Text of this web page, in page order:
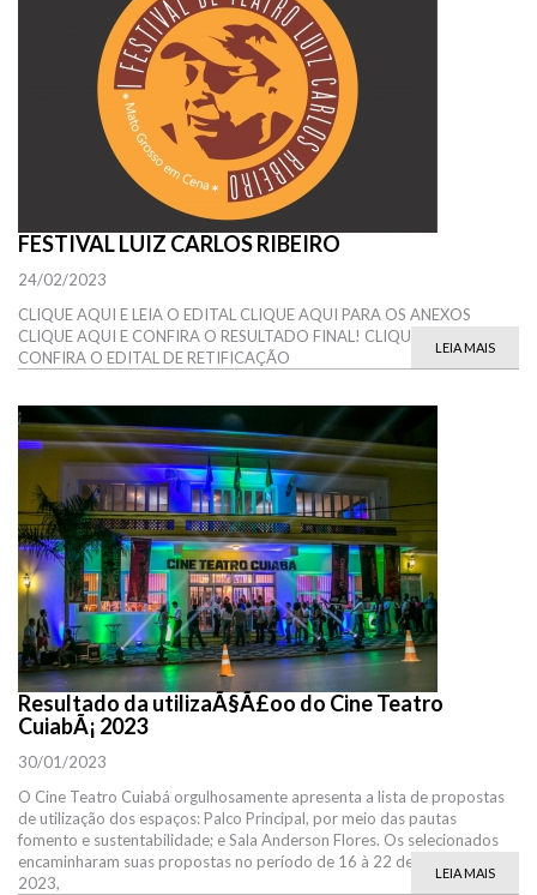
FESTIVAL LUIZ CARLOS RIBEIRO
24/02/2023
CLIQUE AQUI E LEIA O EDITAL CLIQUE AQUI PARA OS ANEXOS
CLIQUE AQUI E CONFIRA O RESULTADO FINAL! CLIQUE AQUI E
CONFIRA O EDITAL DE RETIFICAÇÃO
LEIA MAIS
Resultado da utilizaÃ§Ã£oo do Cine Teatro
CuiabÃ¡ 2023
30/01/2023
O Cine Teatro Cuiabá orgulhosamente apresenta a lista de propostas
de utilização dos espaços: Palco Principal, por meio das pautas
fomento e sustentabilidade; e Sala Anderson Flores. Os selecionados
encaminharam suas propostas no período de 16 à 22 de janeiro de
2023,
LEIA MAIS